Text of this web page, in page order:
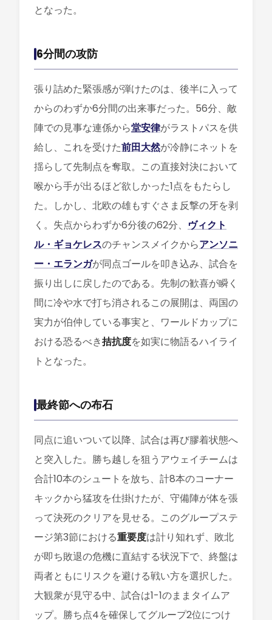
となった。
6分間の攻防
張り詰めた緊張感が弾けたのは、後半に入って
からのわずか6分間の出来事だった。56分、敵
陣での見事な連係から堂安律がラストパスを供
給し、これを受けた前田大然が冷静にネットを
揺らして先制点を奪取。この直接対決において
喉から手が出るほど欲しかった1点をもたらし
た。しかし、北欧の雄もすぐさま反撃の牙を剥
く。失点からわずか6分後の62分、 ヴィクト
ル・ギョケレスのチャンスメイクからアンソニ
ー・エランガが同点ゴールを叩き込み、試合を
振り出しに戻したのである。先制の歓喜が瞬く
間に冷や水で打ち消されるこの展開は、両国の
実力が伯仲している事実と、ワールドカップに
おける恐るべき拮抗度を如実に物語るハイライ
トとなった。
最終節への布石
同点に追いついて以降、試合は再び膠着状態へ
と突入した。勝ち越しを狙うアウェイチームは
合計10本のシュートを放ち、計8本のコーナー
キックから猛攻を仕掛けたが、守備陣が体を張
って決死のクリアを見せる。このグループステ
ージ第3節における重要度は計り知れず、敗北
が即ち敗退の危機に直結する状況下で、終盤は
両者ともにリスクを避ける戦い方を選択した。
大観衆が見守る中、試合は1-1のままタイムア
ップ。勝ち点4を確保してグループ2位につけ